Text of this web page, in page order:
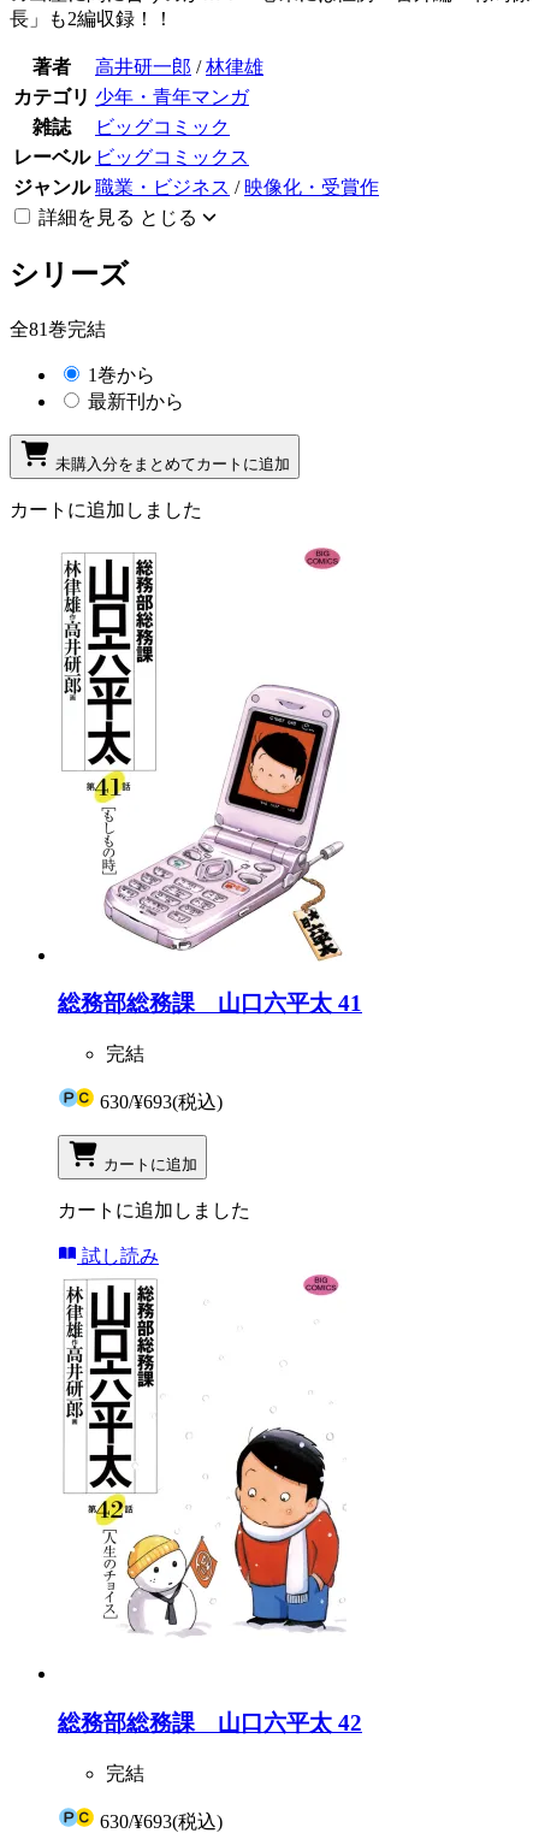
長」も2編収録！！
著者 高井研一郎 /林律雄
カテゴリ 少年・青年マンガ
雑誌
ビッグコミック
レーベル ビッグコミックス
ジャンル 職業・ビジネス / 映像化・受賞作
詳細を見る とじる
シリーズ
全81巻完結
1巻から
最新刊から
未購入分をまとめてカートに追加
カートに追加しました
総務部総務課 山口六平太 41
完結
630/¥693(税込)
カートに追加
カートに追加しました
試し読み
総務部総務課 山口六平太 42
完結
630/¥693(税込)